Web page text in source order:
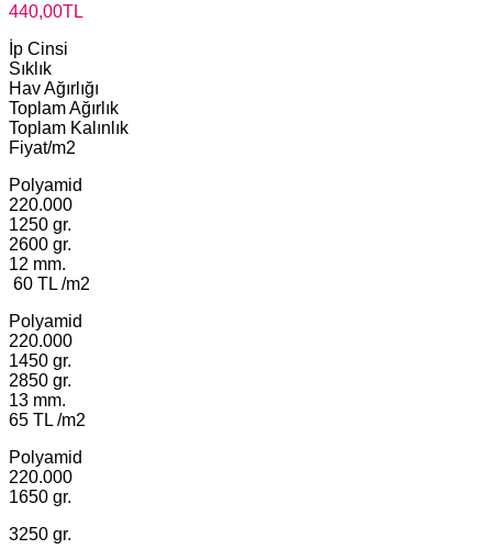
440,00TL
İp Cinsi
Sıklık
Hav Ağırlığı
Toplam Ağırlık
Toplam Kalınlık
Fiyat/m2
Polyamid
220.000
1250 gr.
2600 gr.
12 mm.
60 TL /m2
Polyamid
220.000
1450 gr.
2850 gr.
13 mm.
65 TL /m2
Polyamid
220.000
1650 gr.
3250 gr.